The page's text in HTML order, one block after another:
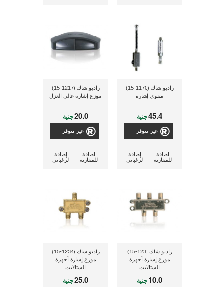
راديو شاك (1170-15)
مقوى إشارة
45.4جنية
غير متوفر
إضافة
لرغباتي
اضافة
للمقارنة
راديو شاك (1217-15)
موزع إشارة عالى العزل
20.0جنية
غير متوفر
إضافة
لرغباتي
اضافة
للمقارنة
راديو شاك (123-15)
موزع إشارة أجهزة
الستالايت
10.0 جنية
راديو شاك (1234-15)
موزع إشارة أجهزة
الستالايت
25.0جنية